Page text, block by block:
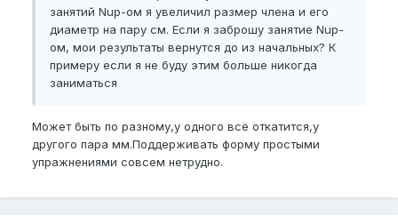
занятий Nup-ом я увеличил размер члена и его
диаметр на пару см. Если я заброшу занятие Nup-
ом, мои результаты вернутся до из начальных? К
примеру если я не буду этим больше никогда
заниматься
Может быть по разному,у одного всё откатится,у
другого пара мм.Поддерживать форму простыми
упражнениями совсем нетрудно.